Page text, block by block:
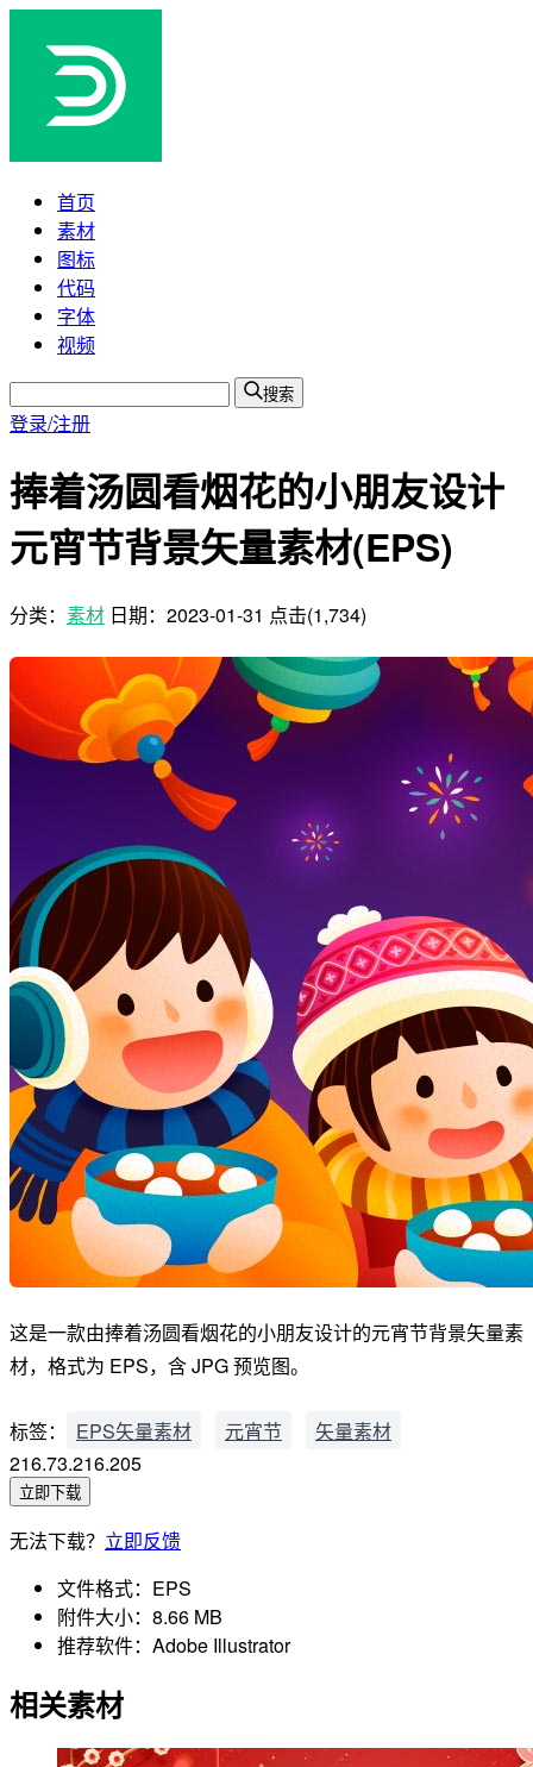
首页
素材
图标
代码
字体
视频
搜索
登录/注册
捧着汤圆看烟花的小朋友设计
元宵节背景矢量素材(EPS)
分类： 素材 日期： 2023-01-31 点击(1,734)
这是一款由捧着汤圆看烟花的小朋友设计的元宵节背景矢量素
材，格式为 EPS，含 JPG 预览图。
标签： EPS矢量素材 元宵节
矢量素材
216.73.216.205
立即下载
无法下载？ 立即反馈
文件格式： EPS
附件大小： 8.66 MB
推荐软件： Adobe Illustrator
相关素材